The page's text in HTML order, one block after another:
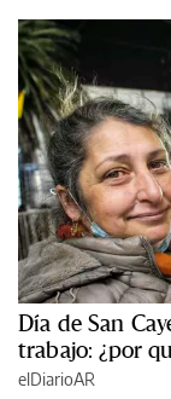
Día de San
trabajo: ¿por
elDiarioAR